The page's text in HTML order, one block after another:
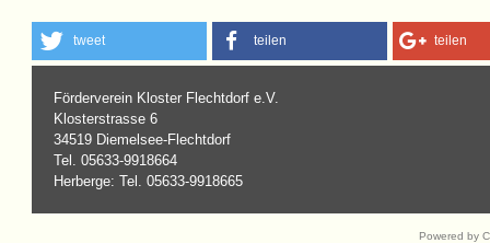
tweet teilen teilen
Förderverein Kloster Flechtdorf e.V.
Klosterstrasse 6
34519 Diemelsee-Flechtdorf
Tel. 05633-9918664
Herberge: Tel. 05633-9918665
Powered by